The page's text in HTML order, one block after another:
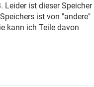
Leider ist dieser Speicher
ist von "andere"
kann ich Teile davon